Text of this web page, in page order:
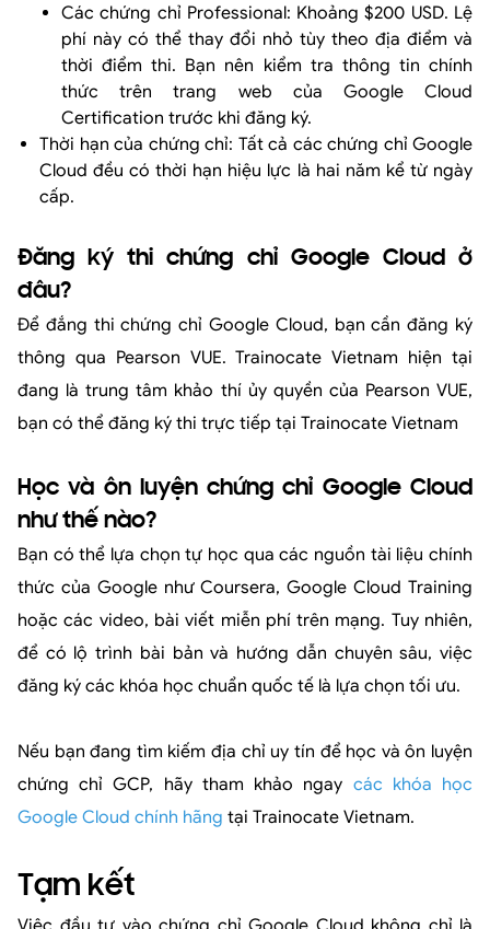
Các chứng chỉ Professional: Khoảng $200 USD. Lệ
phí này có thể thay đổi nhỏ tùy theo địa điểm và
thời điểm thi. Bạn nên kiểm tra thông tin chính
thức trên trang web của Google Cloud
Certification trước khi đăng ký.
Thời hạn của chứng chỉ: Tất cả các chứng chỉ Google
Cloud đều có thời hạn hiệu lực là hai năm kể từ ngày
cấp.
Đăng ký thi chứng chỉ Google Cloud ở
đâu?
Để đắng thi chứng chỉ Google Cloud, bạn cần đăng ký
thông qua Pearson VUE. Trainocate Vietnam hiện tại
đang là trung tâm khảo thí ủy quyền của Pearson VUE,
bạn có thể đăng ký thi trực tiếp tại Trainocate Vietnam
Học và ôn luyện chứng chỉ Google Cloud
như thế nào?
Bạn có thể lựa chọn tự học qua các nguồn tài liệu chính
thức của Google như Coursera, Google Cloud Training
hoặc các video, bài viết miễn phí trên mạng. Tuy nhiên,
để có lộ trình bài bản và hướng dẫn chuyên sâu, việc
đăng ký các khóa học chuẩn quốc tế là lựa chọn tối ưu.
Nếu bạn đang tìm kiếm địa chỉ uy tín để học và ôn luyện
chứng chỉ GCP, hãy tham khảo ngay các khóa học
Google Cloud chính hãng tại Trainocate Vietnam.
Tạm kết